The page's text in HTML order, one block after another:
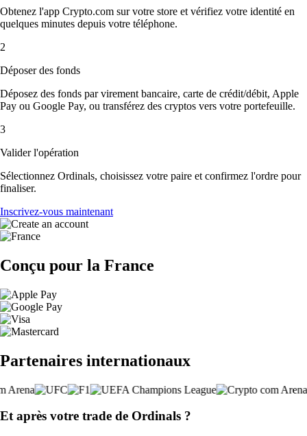
Obtenez l'app Crypto.com sur votre store et vérifiez votre identité en
quelques minutes depuis votre téléphone.
2
Déposer des fonds
Déposez des fonds par virement bancaire, carte de crédit/débit, Apple
Pay ou Google Pay, ou transférez des cryptos vers votre portefeuille.
3
Valider l'opération
Sélectionnez Ordinals, choisissez votre paire et confirmez l'ordre pour
finaliser.
Inscrivez-vous maintenant
Conçu pour la France
Partenaires internationaux
Et après votre trade de Ordinals ?